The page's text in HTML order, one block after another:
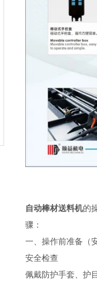
自动棒材送料机的
骤：
一、操作前准备（
安全检查
佩戴防护手套、护